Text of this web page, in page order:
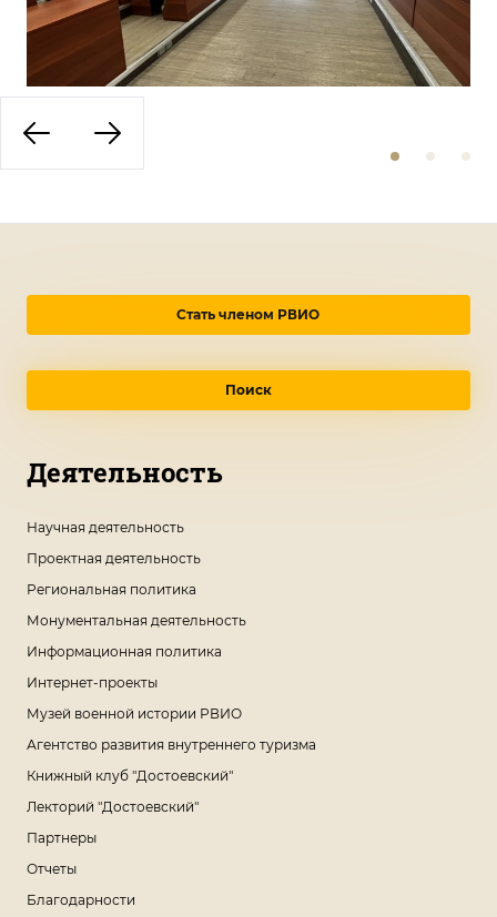
Стать членом РВИО
Поиск
Деятельность
Научная деятельность
Проектная деятельность
Региональная политика
Монументальная деятельность
Информационная политика
Интернет-проекты
Музей военной истории РВИО
Агентство развития внутреннего туризма
Книжный клуб "Достоевский"
Лекторий "Достоевский"
Партнеры
Отчеты
Благодарности